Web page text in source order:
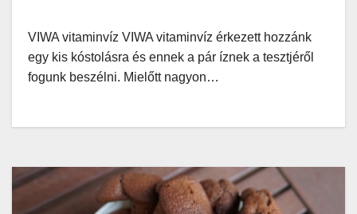
VIWA vitaminvíz VIWA vitaminvíz érkezett hozzánk
egy kis kóstolásra és ennek a pár íznek a tesztjéről
fogunk beszélni. Mielőtt nagyon…